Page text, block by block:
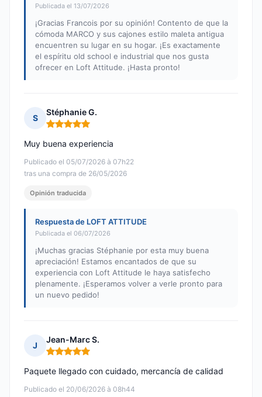
Publicada el 13/07/2026
¡Gracias Francois por su opinión! Contento de que la
cómoda MARCO y sus cajones estilo maleta antigua
encuentren su lugar en su hogar. ¡Es exactamente
el espíritu old school e industrial que nos gusta
ofrecer en Loft Attitude. ¡Hasta pronto!
S
Stéphanie G.
Nota: 5 de 5
Publicado el 05/07/2026 à 07h22
tras una compra de 26/05/2026
Muy buena experiencia
Opinión traducida
Respuesta de LOFT ATTITUDE
Publicada el 06/07/2026
¡Muchas gracias Stéphanie por esta muy buena
apreciación! Estamos encantados de que su
experiencia con Loft Attitude le haya satisfecho
plenamente. ¡Esperamos volver a verle pronto para
un nuevo pedido!
J
Jean-Marc S.
Nota: 5 de 5
Publicado el 20/06/2026 à 08h44
Paquete llegado con cuidado, mercancía de calidad